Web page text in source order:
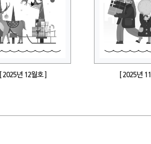
[ 2025년 12월호 ] [ 2025년